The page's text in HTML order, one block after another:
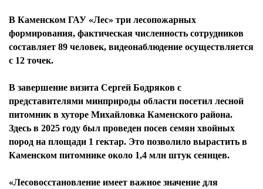
В Каменском ГАУ «Лес» три лесопожарных
формирования, фактическая численность сотрудников
составляет 89 человек, видеонаблюдение осуществляется
с 12 точек.
В завершение визита Сергей Бодряков с
представителями минприроды области посетил лесной
питомник в хуторе Михайловка Каменского района.
Здесь в 2025 году был проведен посев семян хвойных
пород на площади 1 гектар. Это позволило вырастить в
Каменском питомнике около 1,4 млн штук сеянцев.
«Лесовосстановление имеет важное значение для